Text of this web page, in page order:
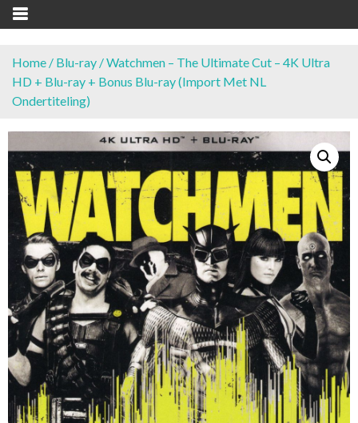
Home / Blu-ray / Watchmen – The Ultimate Cut – 4K Ultra
HD + Blu-ray + Bonus Blu-ray (Import Met NL
Ondertiteling)